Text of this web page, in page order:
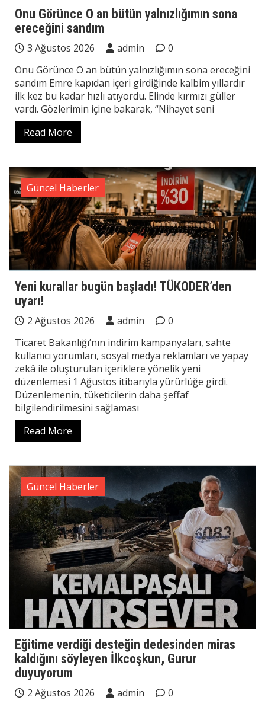
Onu Görünce O an bütün yalnızlığımın sona
ereceğini sandım
3 Ağustos 2026 admin
0
Onu Görünce O an bütün yalnızlığımın sona ereceğini
sandım Emre kapıdan içeri girdiğinde kalbim yıllardır
ilk kez bu kadar hızlı atıyordu. Elinde kırmızı güller
vardı. Gözlerimin içine bakarak, “Nihayet seni
Read More
Güncel Haberler
Yeni kurallar bugün başladı! TÜKODER’den
uyarı!
2 Ağustos 2026 admin
0
Ticaret Bakanlığı’nın indirim kampanyaları, sahte
kullanıcı yorumları, sosyal medya reklamları ve yapay
zekâ ile oluşturulan içeriklere yönelik yeni
düzenlemesi 1 Ağustos itibarıyla yürürlüğe girdi.
Düzenlemenin, tüketicilerin daha şeffaf
bilgilendirilmesini sağlaması
Read More
Güncel Haberler
Eğitime verdiği desteğin dedesinden miras
kaldığını söyleyen İlkcoşkun, Gurur
duyuyorum
2 Ağustos 2026 admin
0